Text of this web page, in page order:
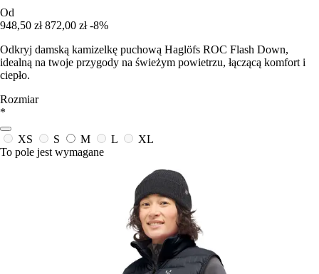
Od
948,50 zł 872,00 zł -8%
Odkryj damską kamizelkę puchową Haglöfs ROC Flash Down,
idealną na twoje przygody na świeżym powietrzu, łączącą komfort i
ciepło.
Rozmiar
*
XS S M L
XL
To pole jest wymagane